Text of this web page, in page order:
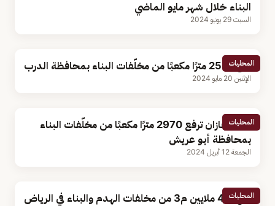
البناء خلال شهر مايو الماضي
السبت 29 يونيو 2024
المحليات
رفع 2547 مترًا مكعبًا من مخلّفات البناء بمحافظة الدرب
الإثنين 20 مايو 2024
المحليات
أمانة جازان ترفع 2970 مترًا مكعبًا من مخلّفات البناء
بمحافظة أبو عريش
الجمعة 12 أبريل 2024
المحليات
رفع 4.4 ملايين م3 من مخلفات الهدم والبناء في الرياض